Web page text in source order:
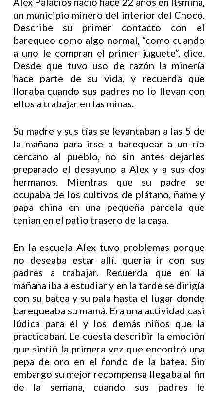
un municipio minero del interior del Chocó.
Describe su primer contacto con el
barequeo como algo normal, “como cuando
a uno le compran el primer juguete”, dice.
Desde que tuvo uso de razón la minería
hace parte de su vida, y recuerda que
lloraba cuando sus padres no lo llevan con
ellos a trabajar en las minas.
Su madre y sus tías se levantaban a las 5 de
la mañana para irse a barequear a un río
cercano al pueblo, no sin antes dejarles
preparado el desayuno a Alex y a sus dos
hermanos. Mientras que su padre se
ocupaba de los cultivos de plátano, ñame y
papa china en una pequeña parcela que
tenían en el patio trasero de la casa.
En la escuela Alex tuvo problemas porque
no deseaba estar allí, quería ir con sus
padres a trabajar. Recuerda que en la
mañana iba a estudiar y en la tarde se dirigía
con su batea y su pala hasta el lugar donde
barequeaba su mamá. Era una actividad casi
lúdica para él y los demás niños que la
practicaban. Le cuesta describir la emoción
que sintió la primera vez que encontró una
pepa de oro en el fondo de la batea. Sin
embargo su mejor recompensa llegaba al fin
de la semana, cuando sus padres le